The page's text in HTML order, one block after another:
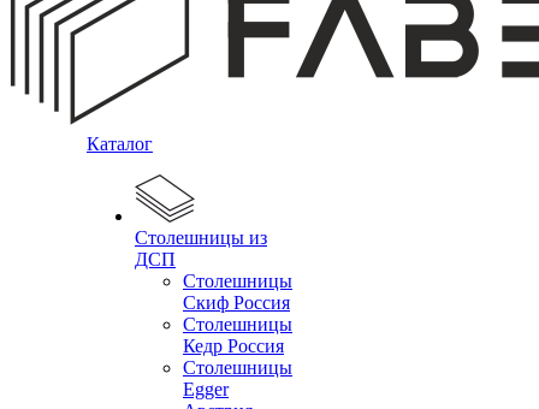
Каталог
Столешницы из
ДСП
Столешницы
Скиф Россия
Столешницы
Кедр Россия
Столешницы
Egger